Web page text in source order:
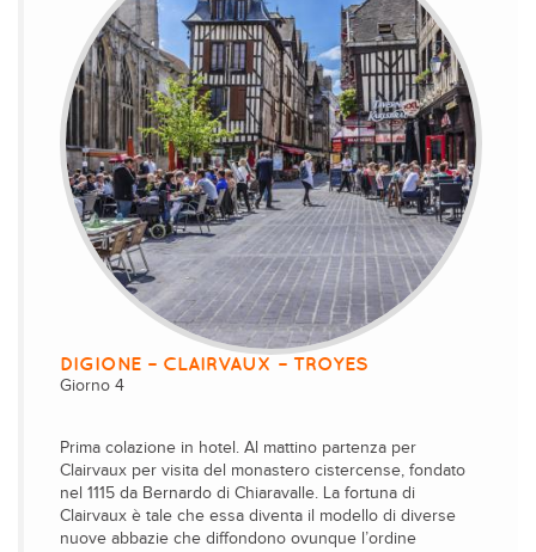
DIGIONE – CLAIRVAUX – TROYES
Giorno 4
Prima colazione in hotel. Al mattino partenza per
Clairvaux per visita del monastero cistercense, fondato
nel 1115 da Bernardo di Chiaravalle. La fortuna di
Clairvaux è tale che essa diventa il modello di diverse
nuove abbazie che diffondono ovunque l’ordine